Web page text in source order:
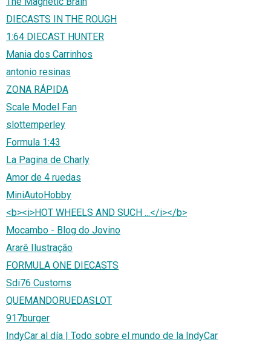
DIECASTS IN THE ROUGH
1:64 DIECAST HUNTER
Mania dos Carrinhos
antonio resinas
ZONA RÁPIDA
Scale Model Fan
slottemperley
Formula 1:43
La Pagina de Charly
Amor de 4 ruedas
MiniAutoHobby
<b><i>HOT WHEELS AND SUCH ...</i></b>
Mocambo - Blog do Jovino
Ararê Ilustração
FORMULA ONE DIECASTS
Sdi76 Customs
QUEMANDORUEDASLOT
917burger
IndyCar al día | Todo sobre el mundo de la IndyCar